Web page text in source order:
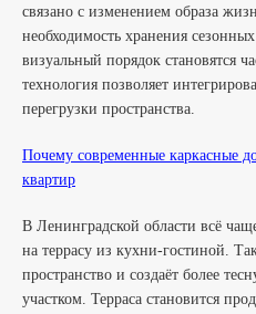
связано с изменением образа
необходимость хранения
визуальный порядок становятся
технология позволяет
перегрузки пространства.
Почему современные каркасные
квартир
В Ленинградской области всё
на террасу из кухни-гостиной.
пространство и создаёт более
участком. Терраса становится